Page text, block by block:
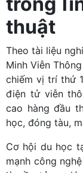
thuật
Theo tài liệu
Minh Viễn
chiếm vị trí thứ
điện tử viễn
cao hàng đầu
học, đóng tàu,
Cơ hội du học
mạnh công